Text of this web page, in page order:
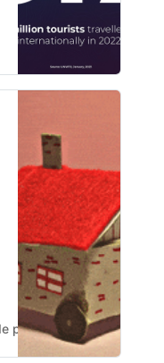
public Éric Landot